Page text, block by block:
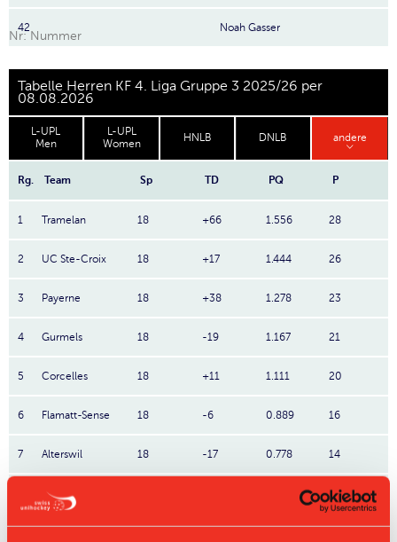
42 Noah Gasser
Nr: Nummer
Tabelle Herren KF 4. Liga Gruppe 3 2025/26 per
08.08.2026
L-UPL
Men
L-UPL
Women
HNLB DNLB andere
Rg. Team Sp TD PQ P
1 Tramelan 18 +66 1.556 28
2 UC Ste-Croix 18 +17 1.444 26
3 Payerne 18 +38 1.278 23
4 Gurmels 18 -19 1.167 21
5 Corcelles 18 +11 1.111 20
6 Flamatt-Sense 18 -6 0.889 16
7 Alterswil 18 -17 0.778 14
Kerzers 14
La Chaux-de-